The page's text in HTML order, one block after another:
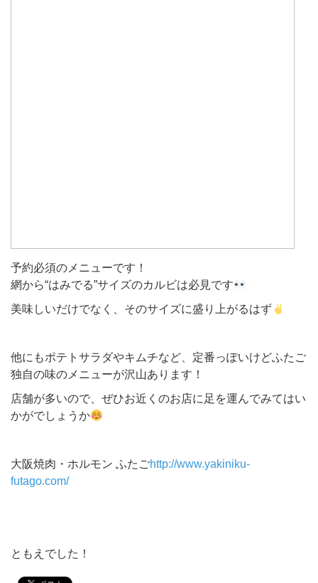
予約必須のメニューです！
網から“はみでる”サイズのカルビは必見です
美味しいだけでなく、そのサイズに盛り上がるはず
他にもポテトサラダやキムチなど、定番っぽいけどふたご
独自の味のメニューが沢山あります！
店舗が多いので、ぜひお近くのお店に足を運んでみてはい
かがでしょうか
大阪焼肉・ホルモン ふたごhttp://www.yakiniku-
futago.com/
ともえでした！